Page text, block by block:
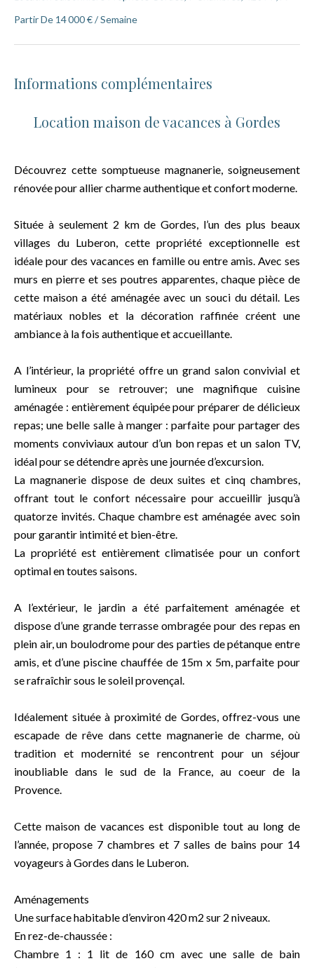
Partir De 14 000 € / Semaine
Informations complémentaires
Location maison de vacances à Gordes
Découvrez cette somptueuse magnanerie, soigneusement
rénovée pour allier charme authentique et confort moderne.
Située à seulement 2 km de Gordes, l’un des plus beaux
villages du Luberon, cette propriété exceptionnelle est
idéale pour des vacances en famille ou entre amis. Avec ses
murs en pierre et ses poutres apparentes, chaque pièce de
cette maison a été aménagée avec un souci du détail. Les
matériaux nobles et la décoration raffinée créent une
ambiance à la fois authentique et accueillante.
A l’intérieur, la propriété offre un grand salon convivial et
lumineux pour se retrouver; une magnifique cuisine
aménagée : entièrement équipée pour préparer de délicieux
repas; une belle salle à manger : parfaite pour partager des
moments conviviaux autour d’un bon repas et un salon TV,
idéal pour se détendre après une journée d’excursion.
La magnanerie dispose de deux suites et cinq chambres,
offrant tout le confort nécessaire pour accueillir jusqu’à
quatorze invités. Chaque chambre est aménagée avec soin
pour garantir intimité et bien-être.
La propriété est entièrement climatisée pour un confort
optimal en toutes saisons.
A l’extérieur, le jardin a été parfaitement aménagée et
dispose d’une grande terrasse ombragée pour des repas en
plein air, un boulodrome pour des parties de pétanque entre
amis, et d’une piscine chauffée de 15m x 5m, parfaite pour
se rafraîchir sous le soleil provençal.
Idéalement située à proximité de Gordes, offrez-vous une
escapade de rêve dans cette magnanerie de charme, où
tradition et modernité se rencontrent pour un séjour
inoubliable dans le sud de la France, au coeur de la
Provence.
Cette maison de vacances est disponible tout au long de
l’année, propose 7 chambres et 7 salles de bains pour 14
voyageurs à Gordes dans le Luberon.
Aménagements
Une surface habitable d’environ 420 m2 sur 2 niveaux.
En rez-de-chaussée :
Chambre 1 : 1 lit de 160 cm avec une salle de bain